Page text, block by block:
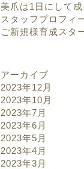
美爪は1日にして
スタッフプロフィ
ご新規様育成スタ
アーカイブ
2023年12月
2023年10月
2023年7月
2023年6月
2023年5月
2023年4月
2023年3月